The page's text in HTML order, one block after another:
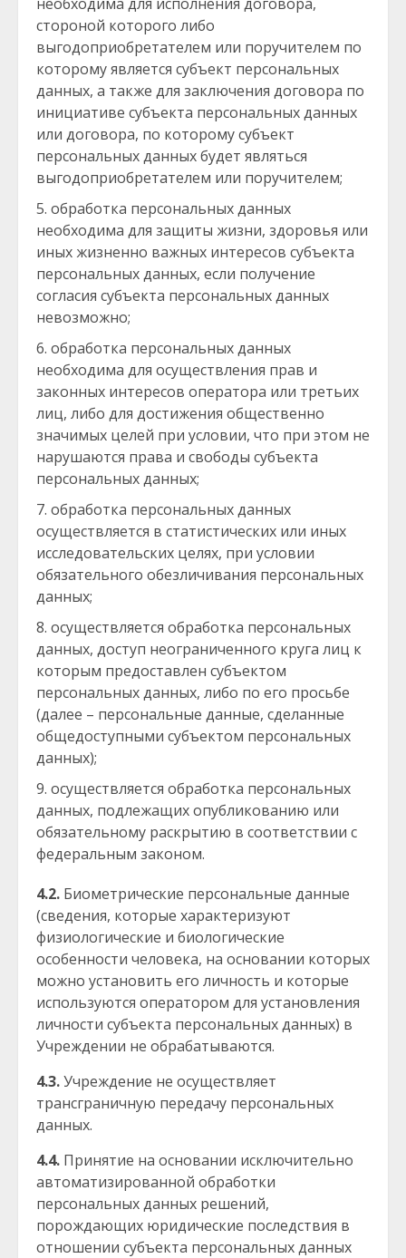
стороной которого либо
выгодоприобретателем или поручителем по
которому является субъект персональных
данных, а также для заключения договора по
инициативе субъекта персональных данных
или договора, по которому субъект
персональных данных будет являться
выгодоприобретателем или поручителем;
обработка персональных данных
необходима для защиты жизни, здоровья или
иных жизненно важных интересов субъекта
персональных данных, если получение
согласия субъекта персональных данных
невозможно;
обработка персональных данных
необходима для осуществления прав и
законных интересов оператора или третьих
лиц, либо для достижения общественно
значимых целей при условии, что при этом не
нарушаются права и свободы субъекта
персональных данных;
обработка персональных данных
осуществляется в статистических или иных
исследовательских целях, при условии
обязательного обезличивания персональных
данных;
осуществляется обработка персональных
данных, доступ неограниченного круга лиц к
которым предоставлен субъектом
персональных данных, либо по его просьбе
(далее – персональные данные, сделанные
общедоступными субъектом персональных
данных);
осуществляется обработка персональных
данных, подлежащих опубликованию или
обязательному раскрытию в соответствии с
федеральным законом.
4.2. Биометрические персональные данные
(сведения, которые характеризуют
физиологические и биологические
особенности человека, на основании которых
можно установить его личность и которые
используются оператором для установления
личности субъекта персональных данных) в
Учреждении не обрабатываются.
4.3.Учреждение не осуществляет
трансграничную передачу персональных
данных.
4.4. Принятие на основании исключительно
автоматизированной обработки
персональных данных решений,
порождающих юридические последствия в
отношении субъекта персональных данных